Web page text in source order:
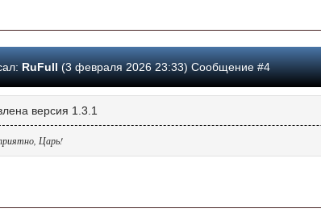
RuFull(3 февраля 2026 23:33) Сообщение #4
версия 1.3.1
Царь!